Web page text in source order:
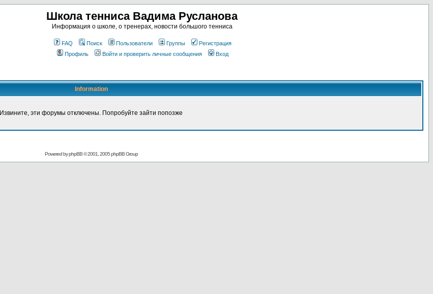
Школа тенниса Вадима Русланова
Информация о школе, о тренерах, новости большого тенниса
FAQ Поиск Пользователи Группы
Регистрация
Профиль
Войти и проверить личные сообщения Вход
Information
Извините, эти форумы отключены. Попробуйте зайти попозже
Powered byphpBB© 2001, 2005 phpBB Group